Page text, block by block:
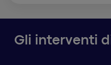
Gli interventi